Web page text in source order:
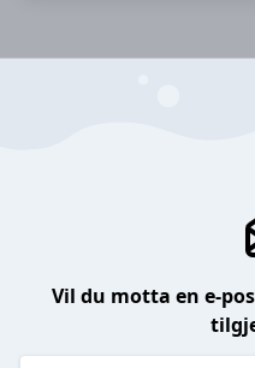
Vil du motta en e-